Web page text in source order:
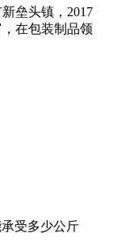
垒头镇，2017
在包装制品领
受多少公斤